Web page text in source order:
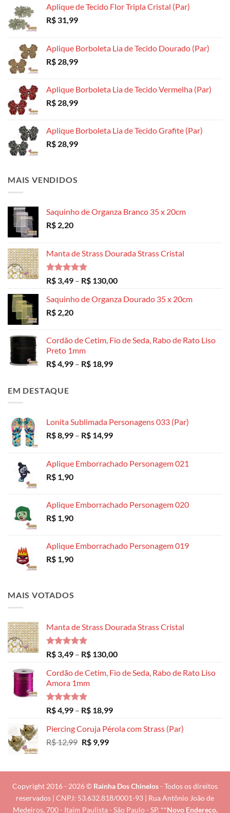
Aplique de Tecido Flor Tripla Cristal (Par)
R$ 31,99
Aplique Borboleta Lia de Tecido Dourado (Par)
R$ 28,99
Aplique Borboleta Lia de Tecido Vermelha (Par)
R$ 28,99
Aplique Borboleta Lia de Tecido Grafite (Par)
R$ 28,99
MAIS VENDIDOS
Saquinho de Organza Branco 35 x 20cm
R$ 2,20
Manta de Strass Dourada Strass Cristal
Avaliação
5.00
de 5
R$ 3,49 – R$ 130,00Faixa
preço:
Saquinho de Organza Dourado 35 x 20cm
R$ 2,20
Cordão de Cetim, Fio de Seda, Rabo de Rato Liso
Preto 1mm
R$4,99 – R$ 18,99Faixa
EM DESTAQUE
Lonita Sublimada Personagens 033 (Par)
R$8,99 – R$ 14,99Faixa
R$ 8,99
Aplique Emborrachado Personagem 021
R$ 1,90
Aplique Emborrachado Personagem 020
R$ 1,90
Aplique Emborrachado Personagem 019
R$ 1,90
MAIS VOTADOS
Manta de Strass Dourada Strass Cristal
Avaliação
5.00
de 5
R$ 3,49 – R$ 130,00Faixa
preço:
Cordão de Cetim, Fio de Seda, Rabo de Rato Liso
Amora 1mm
Avaliação
5.00
de 5
R$4,99 – R$ 18,99Faixa
preço:
Piercing Coruja Pérola com Strass (Par)
R$12,99 O
era:
R$ 12,99.
R$9,99O
é:
R$ 9,99.
Copyright 2016 - 2026 © Rainha Dos Chinelos- Todos os direitos
reservados | CNPJ: 53.632.818/0001-93 | Rua Antônio João de
Medeiros, 700 - Itaim Paulista - São Paulo - SP. **Novo Endereço,